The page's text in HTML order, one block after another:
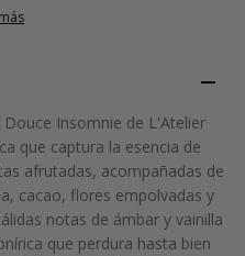
Insomnie de L'Atelier
que captura la esencia de
afrutadas, acompañadas de
cacao, flores empolvadas y
notas de ámbar y vainilla
que perdura hasta bien